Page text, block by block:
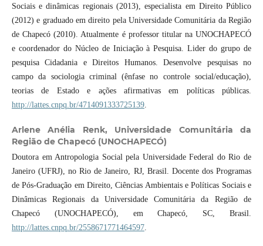
Sociais e dinâmicas regionais (2013), especialista em Direito Público
(2012) e graduado em direito pela Universidade Comunitária da Região
de Chapecó (2010). Atualmente é professor titular na UNOCHAPECÓ
e coordenador do Núcleo de Iniciação à Pesquisa. Lider do grupo de
pesquisa Cidadania e Direitos Humanos. Desenvolve pesquisas no
campo da sociologia criminal (ênfase no controle social/educação),
teorias de Estado e ações afirmativas em políticas públicas.
http://lattes.cnpq.br/4714091333725139.
Arlene Anélia Renk, Universidade Comunitária da
Região de Chapecó (UNOCHAPECÓ)
Doutora em Antropologia Social pela Universidade Federal do Rio de
Janeiro (UFRJ), no Rio de Janeiro, RJ, Brasil. Docente dos Programas
de Pós-Graduação em Direito, Ciências Ambientais e Políticas Sociais e
Dinâmicas Regionais da Universidade Comunitária da Região de
Chapecó (UNOCHAPECÓ), em Chapecó, SC, Brasil.
http://lattes.cnpq.br/2558671771464597.